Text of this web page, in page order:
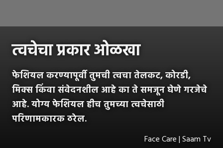
त्वचेचा प्रकार ओळखा
फेशियल करण्यापूर्वी तुमची त्वचा तेलकट, कोरडी,
मिक्स किंवा संवेदनशील आहे का ते समजून घेणे गरजेचे
आहे. योग्य फेशियल हीच तुमच्या त्वचेसाठी
परिणामकारक ठरेल.
Face Care | Saam Tv